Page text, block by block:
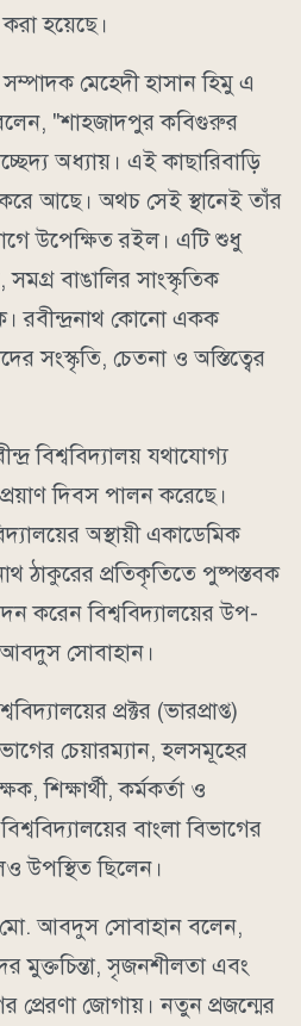
হয়েছে।
সম্পাদক মেহেদী হাসান হিমু এ
"শাহজাদপুর কবিগুরুর
অধ্যায়। এই কাছারিবাড়ি
আছে। অথচ সেই স্থানেই তাঁর
উপেক্ষিত রইল। এটি শুধু
বাঙালির সাংস্কৃতিক
রবীন্দ্রনাথ কোনো একক
সংস্কৃতি, চেতনা ও অস্তিত্বের
বিশ্ববিদ্যালয় যথাযোগ্য
দিবস পালন করেছে।
অস্থায়ী একাডেমিক
ঠাকুরের প্রতিকৃতিতে পুষ্পস্তবক
করেন বিশ্ববিদ্যালয়ের উপ-
সোবাহান।
প্রক্টর (ভারপ্রাপ্ত)
চেয়ারম্যান, হলসমূহের
শিক্ষার্থী, কর্মকর্তা ও
বাংলা বিভাগের
উপস্থিত ছিলেন।
আবদুস সোবাহান বলেন,
মুক্তচিন্তা, সৃজনশীলতা এবং
প্রেরণা জোগায়। নতুন প্রজন্মের